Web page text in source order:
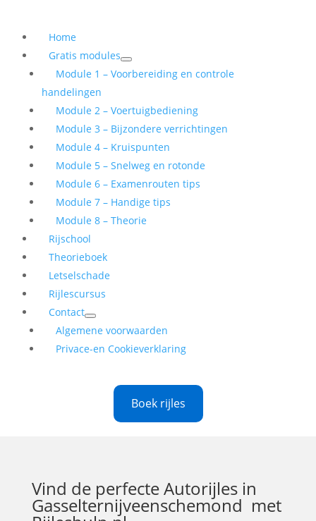
Home
Gratis modules
Module 1 – Voorbereiding en controle
handelingen
Module 2 – Voertuigbediening
Module 3 – Bijzondere verrichtingen
Module 4 – Kruispunten
Module 5 – Snelweg en rotonde
Module 6 – Examenrouten tips
Module 7 – Handige tips
Module 8 – Theorie
Rijschool
Theorieboek
Letselschade
Rijlescursus
Contact
Algemene voorwaarden
Privace-en Cookieverklaring
Boek rijles
Vind de perfecteAutorijles in
Gasselternijveenschemond met